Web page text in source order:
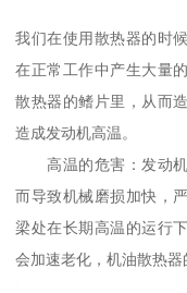
我们在使用散热器的时
在正常工作中产生大量
散热器的鳍片里，从而
造成发动机高温。
高温的危害：发动机
而导致机械磨损加快，
梁处在长期高温的运行
会加速老化，机油散热